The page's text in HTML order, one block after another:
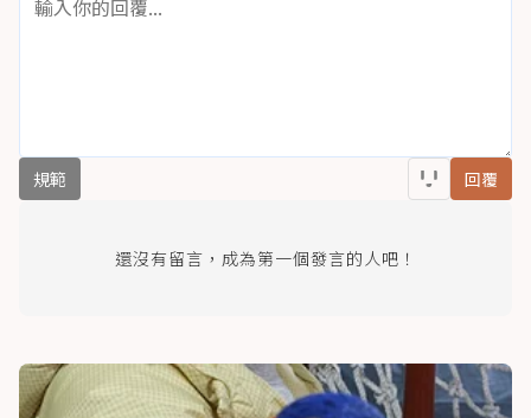
規範 回覆
還沒有留言，成為第一個發言的人吧！